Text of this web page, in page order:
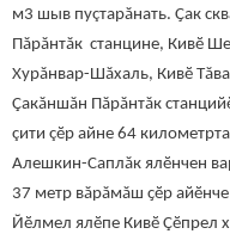
м3 шыв пуçтарăнать. Ҫак
Пăрăнтăк станцине, Кивӗ
Хурăнвар-Шăхаль, Кивӗ
Çакăншăн Пăрăнтăк
çити çӗр айне 64
Алешкин-Саплăк ялӗнчен
37 метр вăрăмăш ҫӗр
Йӗлмел ялӗпе Кивӗ